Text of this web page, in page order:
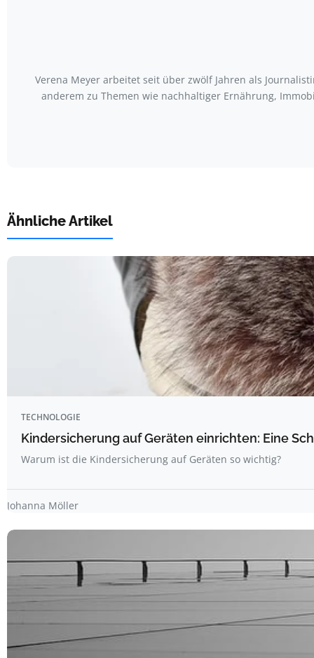
Verena Meyer arbeitet seit über zwölf Jahren als
anderem zu Themen wie nachhaltiger Ernährung,
Ähnliche Artikel
TECHNOLOGIE
Kindersicherung auf Geräten einrichten: Eine
Warum ist die Kindersicherung auf Geräten so wichtig?
Johanna Möller